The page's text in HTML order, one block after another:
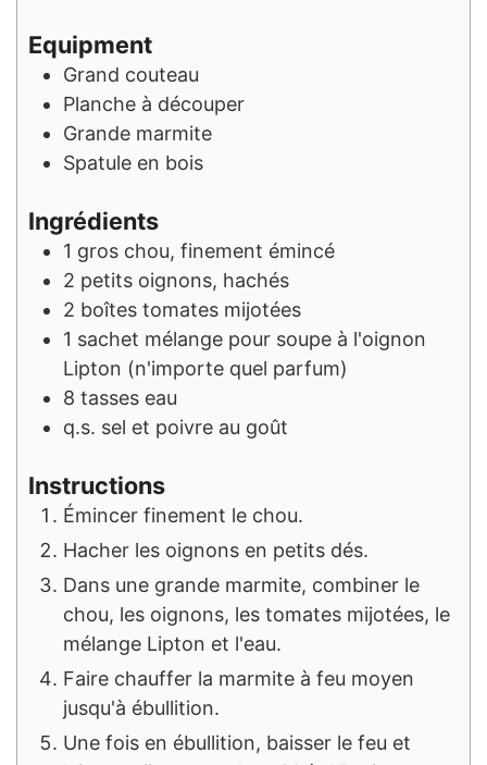
Equipment
Grand couteau
Planche à découper
Grande marmite
Spatule en bois
Ingrédients
1 gros chou, finement émincé
2 petits oignons, hachés
2 boîtes tomates mijotées
1 sachet mélange pour soupe à l'oignon
Lipton (n'importe quel parfum)
8 tasses eau
q.s. sel et poivre au goût
Instructions
Émincer finement le chou.
Hacher les oignons en petits dés.
Dans une grande marmite, combiner le
chou, les oignons, les tomates mijotées, le
mélange Lipton et l'eau.
Faire chauffer la marmite à feu moyen
jusqu'à ébullition.
Une fois en ébullition, baisser le feu et